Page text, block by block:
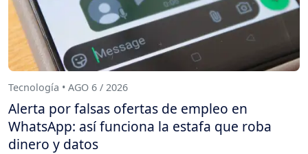
Tecnología • AGO 6 / 2026
Alerta por falsas ofertas de empleo en
WhatsApp: así funciona la estafa que roba
dinero y datos